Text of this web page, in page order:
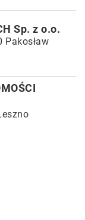
Sp. z o.o.
Pakosław